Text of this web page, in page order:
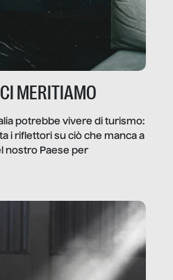
MERITIAMO
potrebbe vivere di turismo:
i riflettori su ciò che manca a
nostro Paese per